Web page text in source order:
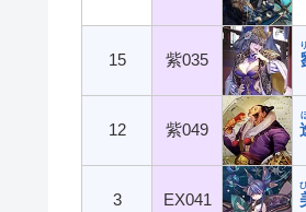
15 紫035
12 紫049
3 EX041